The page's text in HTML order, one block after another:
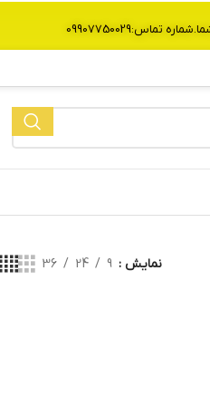
نمایش 9
24
36